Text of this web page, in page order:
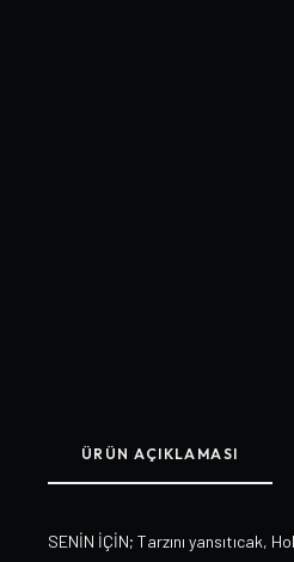
ÜRÜN AÇIKLAMASI
SENİN İÇİN; Tarzını yansıtıcak,